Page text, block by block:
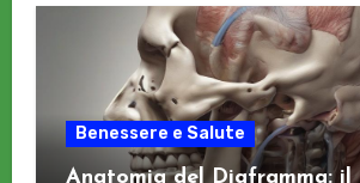
Benessere e Salute
Anatomia del Diaframma: il